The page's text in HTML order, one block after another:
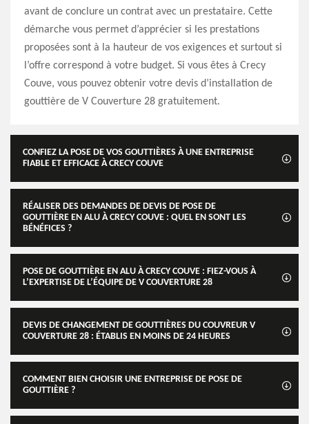
avant de conclure un contrat avec un prestataire. Cette
démarche vous permet d’apprécier si les prestations
proposées sont à la hauteur de vos exigences et surtout si
l’offre correspond à votre budget. Si vous êtes à Crecy
Couve, vous pouvez obtenir votre devis d’installation de
gouttière de V Couverture 28 gratuitement.
CONFIEZ LA POSE DE VOS GOUTTIÈRES À UNE ENTREPRISE
FIABLE ET EFFICACE À CRECY COUVE
RÉALISER DES DEMANDES DE DEVIS DE POSE DE
GOUTTIÈRE EN ALU À CRECY COUVE : QUEL EN SONT LES
BÉNÉFICES ?
POSE DE GOUTTIÈRE EN ALU À CRECY COUVE : FIEZ-VOUS À
L’EXPERTISE DE L’ÉQUIPE DE V COUVERTURE 28
DEVIS DE CHANGEMENT DE GOUTTIÈRES DU COUVREUR V
COUVERTURE 28 : ÉTABLIS EN MOINS DE 24 HEURES
COMMENT BIEN CHOISIR UNE ENTREPRISE DE POSE DE
GOUTTIÈRE ?